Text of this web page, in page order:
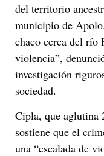
del territorio
municipio de
chaco cerca del río
violencia”,
investigación
sociedad.
Cipla, que aglutina
sostiene que el
una “escalada de